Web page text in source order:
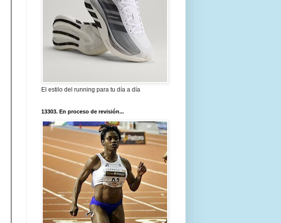
El estilo del running para tu día a día
13303. En proceso de revisión...